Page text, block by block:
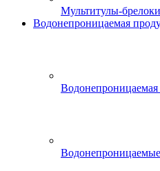
Мультитулы-брелоки
Водонепроницаемая